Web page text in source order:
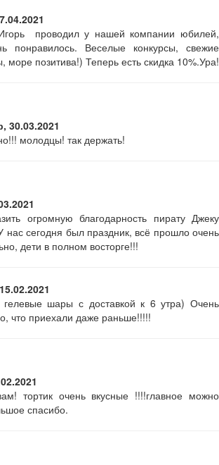
проводил у нашей компании юбилей,
понравилось. Веселые конкурсы, свежие
море позитива!) Теперь есть скидка 10%.Ура!
30.03.2021
молодцы! так держать!
огромную благодарность пирату Джеку
нас сегодня был праздник, всё прошло очень
дети в полном восторге!!!
гелевые шары с доставкой к 6 утра) Очень
что приехали даже раньше!!!!!
тортик очень вкусные !!!!главное можно
спасибо.